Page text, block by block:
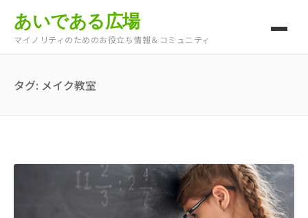
あいである広場
マイノリティのためのお役立ち情報＆コミュニティ
タグ: メイク教室